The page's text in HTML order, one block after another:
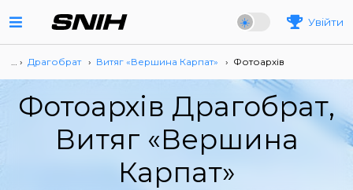
Увійти
… › Драгобрат › Витяг «Вершина Карпат» › Фотоархів
Фотоархів Драгобрат,
Витяг «Вершина
Карпат»